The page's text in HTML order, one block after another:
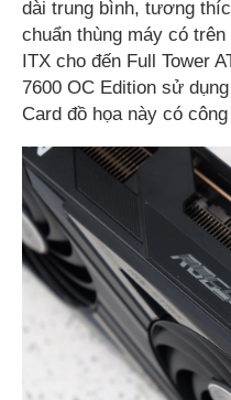
dài trung bình, tương
chuẩn thùng máy có
ITX cho đến Full Tower
7600 OC Edition sử
Card đồ họa này có